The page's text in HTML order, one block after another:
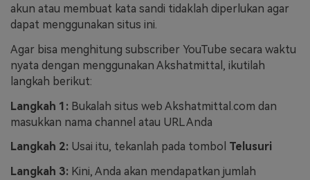
akun atau membuat kata sandi tidaklah diperlukan agar
dapat menggunakan situs ini.
Agar bisa menghitung subscriber YouTube secara waktu
nyata dengan menggunakan Akshatmittal, ikutilah
langkah berikut:
Langkah 1: Bukalah situs web Akshatmittal.com dan
masukkan nama channel atau URL Anda
Langkah 2: Usai itu, tekanlah pada tombol Telusuri
Langkah 3: Kini, Anda akan mendapatkan jumlah